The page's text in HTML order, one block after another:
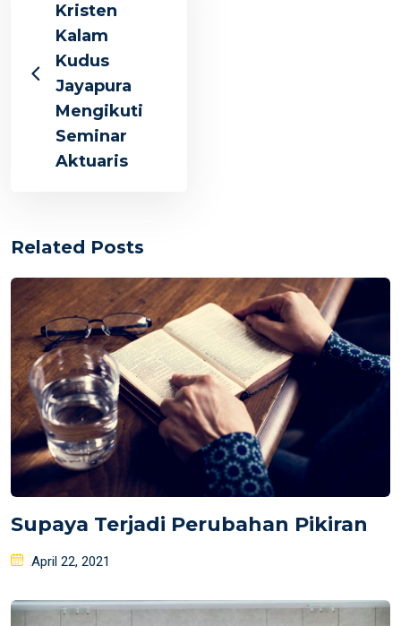
Kristen
Kalam
Kudus
Jayapura
Mengikuti
Seminar
Aktuaris
Related Posts
Supaya Terjadi Perubahan Pikiran
Posted
April 22, 2021